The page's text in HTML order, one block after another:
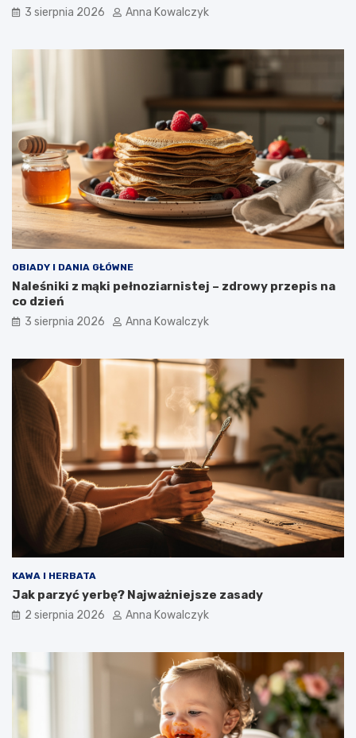
3 sierpnia 2026 Anna Kowalczyk
OBIADY I DANIA GŁÓWNE
Naleśniki z mąki pełnoziarnistej – zdrowy przepis na
co dzień
3 sierpnia 2026 Anna Kowalczyk
KAWA I HERBATA
Jak parzyć yerbę? Najważniejsze zasady
2 sierpnia 2026 Anna Kowalczyk